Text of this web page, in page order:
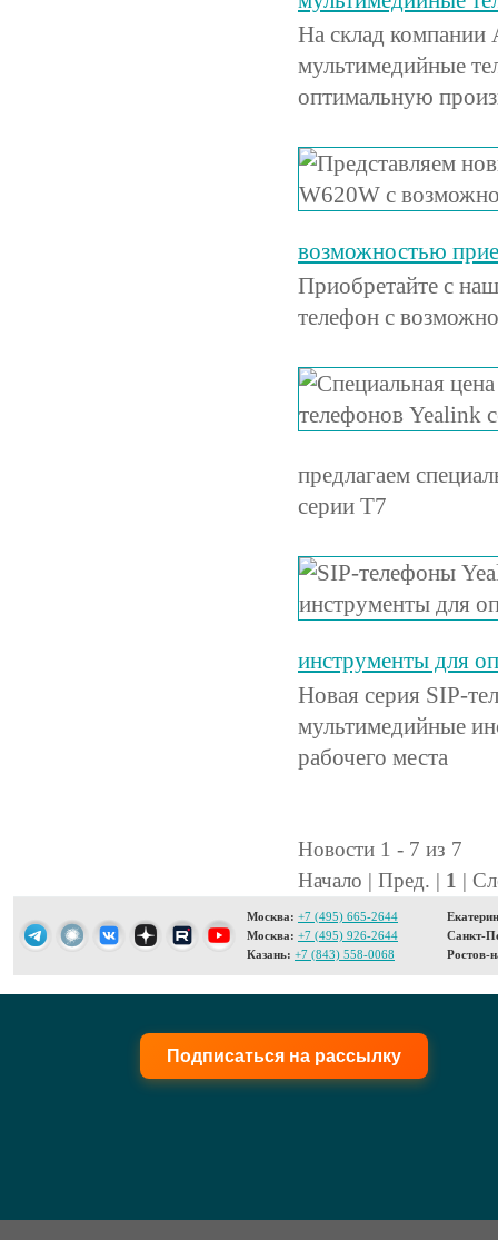
На склад
мультимедийные
оптимальную
возможностью
Приобретайте с
телефон с
предлагаем
серии T7
инструменты для
Новая серия SIP-
мультимедийные
рабочего места
Новости 1 - 7 из 7
Начало | Пред. | 1 |
Москва: +7 (495) 665-2644
Москва: +7 (495) 926-2644
Казань: +7 (843) 558-0068
Санкт-
Ростов-
Подписаться на рассылку